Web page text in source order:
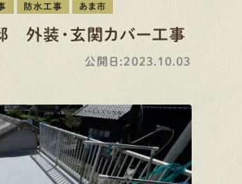
防水工事 あま市
外装・玄関カバー工事
公開日:2023.10.03